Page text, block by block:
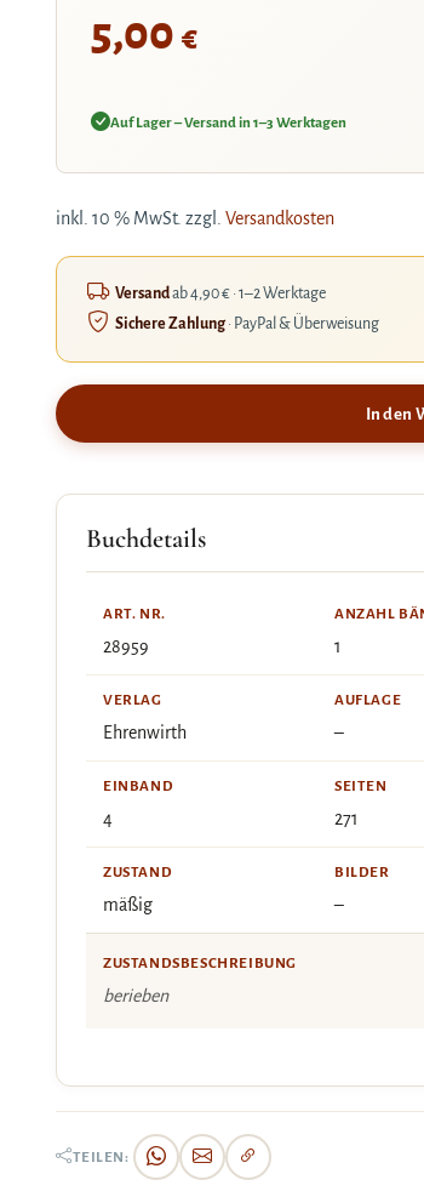
5,00 €
Auf Lager – Versand in 1–3 Werktagen
inkl. 10 % MwSt. zzgl. Versandkosten
Versandab 4,90 € · 1–2 Werktage
Sichere Zahlung· PayPal & Überweisung
In den
Buchdetails
ART. NR.
28959
ANZAHL
1
VERLAG
Ehrenwirth
AUFLAGE
–
EINBAND
4
SEITEN
271
ZUSTAND
mäßig
BILDER
–
ZUSTANDSBESCHREIBUNG
berieben
TEILEN: